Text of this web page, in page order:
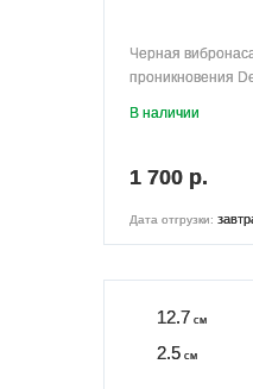
Черная
проникновения
В наличии
1 700 р.
Дата отгрузки:
12.7 см
2.5 см